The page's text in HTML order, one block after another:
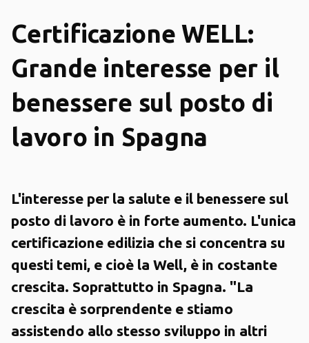
Certificazione WELL:
Grande interesse per il
benessere sul posto di
lavoro in Spagna
L'interesse per la salute e il benessere sul
posto di lavoro è in forte aumento. L'unica
certificazione edilizia che si concentra su
questi temi, e cioè la Well, è in costante
crescita. Soprattutto in Spagna. "La
crescita è sorprendente e stiamo
assistendo allo stesso sviluppo in altri